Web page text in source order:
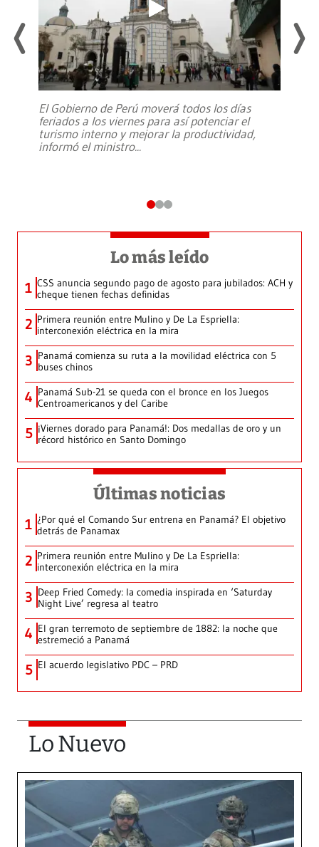
El Gobierno de Perú moverá todos los días
feriados a los viernes para así potenciar el
turismo interno y mejorar la productividad,
informó el ministro...
Lo más leído
1 CSS anuncia segundo pago de agosto para jubilados: ACH y
cheque tienen fechas definidas
2 Primera reunión entre Mulino y De La Espriella:
interconexión eléctrica en la mira
3 Panamá comienza su ruta a la movilidad eléctrica con 5
buses chinos
4 Panamá Sub-21 se queda con el bronce en los Juegos
Centroamericanos y del Caribe
5 ¡Viernes dorado para Panamá!: Dos medallas de oro y un
récord histórico en Santo Domingo
Últimas noticias
1 ¿Por qué el Comando Sur entrena en Panamá? El objetivo
detrás de Panamax
2 Primera reunión entre Mulino y De La Espriella:
interconexión eléctrica en la mira
3 Deep Fried Comedy: la comedia inspirada en ‘Saturday
Night Live’ regresa al teatro
4 El gran terremoto de septiembre de 1882: la noche que
estremeció a Panamá
5 El acuerdo legislativo PDC – PRD
Lo Nuevo